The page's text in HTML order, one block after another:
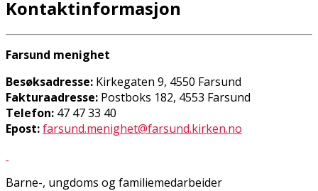
Kontaktinformasjon
Farsund menighet
Besøksadresse: Kirkegaten 9, 4550 Farsund
Fakturaadresse: Postboks 182, 4553 Farsund
Telefon: 47 47 33 40
Epost:farsund.menighet@farsund.kirken.no
Barne-, ungdoms og familiemedarbeider